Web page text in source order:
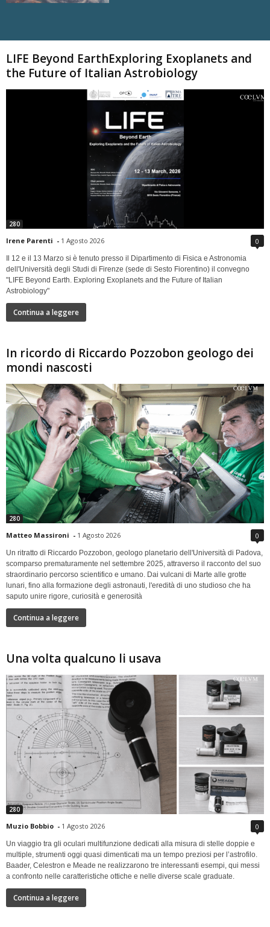
LIFE Beyond EarthExploring Exoplanets and
the Future of Italian Astrobiology
280
Irene Parenti - 1 Agosto 2026 0
Il 12 e il 13 Marzo si è tenuto presso il Dipartimento di Fisica e Astronomia
dell'Università degli Studi di Firenze (sede di Sesto Fiorentino) il convegno
"LIFE Beyond Earth. Exploring Exoplanets and the Future of Italian
Astrobiology"
Continua a leggere
In ricordo di Riccardo Pozzobon geologo dei
mondi nascosti
280
Matteo Massironi - 1 Agosto 2026 0
Un ritratto di Riccardo Pozzobon, geologo planetario dell'Università di Padova,
scomparso prematuramente nel settembre 2025, attraverso il racconto del suo
straordinario percorso scientifico e umano. Dai vulcani di Marte alle grotte
lunari, fino alla formazione degli astronauti, l'eredità di uno studioso che ha
saputo unire rigore, curiosità e generosità
Continua a leggere
Una volta qualcuno li usava
280
Muzio Bobbio - 1 Agosto 2026 0
Un viaggio tra gli oculari multifunzione dedicati alla misura di stelle doppie e
multiple, strumenti oggi quasi dimenticati ma un tempo preziosi per l’astrofilo.
Baader, Celestron e Meade ne realizzarono tre interessanti esempi, qui messi
a confronto nelle caratteristiche ottiche e nelle diverse scale graduate.
Continua a leggere